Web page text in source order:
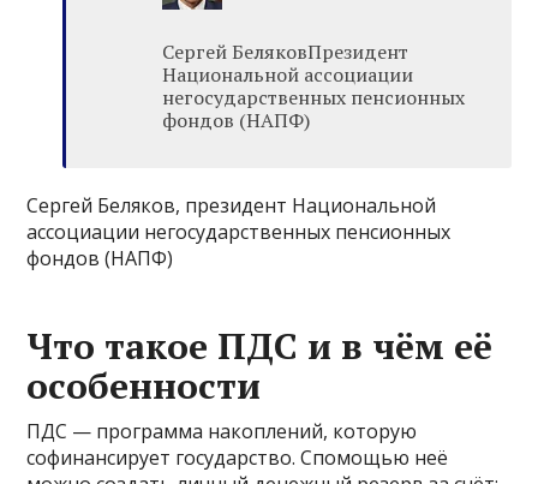
Сергей БеляковПрезидент
Национальной ассоциации
негосударственных пенсионных
фондов (НАПФ)
Сергей Беляков, президент Национальной
ассоциации негосударственных пенсионных
фондов (НАПФ)
Что такое ПДС и в чём её
особенности
ПДС — программа накоплений, которую
софинансирует государство. Спомощью неё